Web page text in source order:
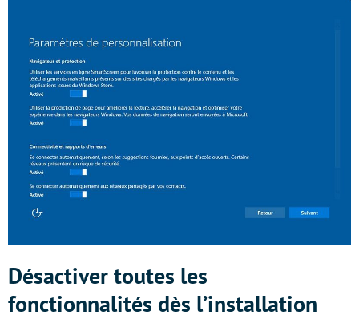
Désactiver toutes les
fonctionnalités dès l’installation